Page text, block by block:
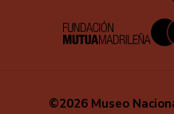
©2026 Museo